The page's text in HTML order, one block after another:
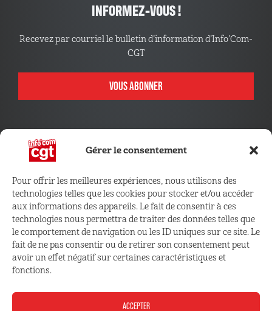
Gérer le consentement
Pour offrir les meilleures expériences, nous utilisons des
technologies telles que les cookies pour stocker et/ou accéder
aux informations des appareils. Le fait de consentir à ces
technologies nous permettra de traiter des données telles que
le comportement de navigation ou les ID uniques sur ce site. Le
fait de ne pas consentir ou de retirer son consentement peut
avoir un effet négatif sur certaines caractéristiques et
fonctions.
ACCEPTER
INFORMEZ-VOUS !
Recevez par courriel le bulletin d’information d’Info’Com-
CGT
VOUS ABONNER
CONNECTEZ VOUS !
Retrouvez les outils, infos et services qui vous sont
réservés